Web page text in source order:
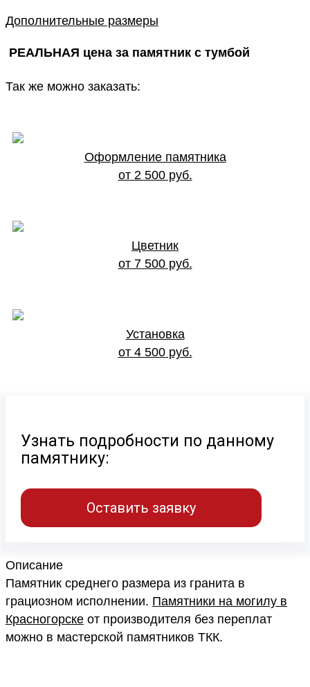
Дополнительные размеры
РЕАЛЬНАЯ цена за памятник с тумбой
Так же можно заказать:
Оформление памятника
от 2 500 руб.
Цветник
от 7 500 руб.
Установка
от 4 500 руб.
Узнать подробности по данному
памятнику:
Оставить заявку
Описание
Памятник среднего размера из гранита в
грациозном исполнении. Памятники на могилу в
Красногорске от производителя без переплат
можно в мастерской памятников ТКК.